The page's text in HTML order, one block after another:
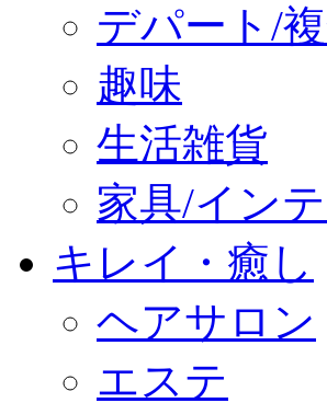
デパート/
趣味
生活雑貨
家具/イン
キレイ・癒し
ヘアサロン
エステ